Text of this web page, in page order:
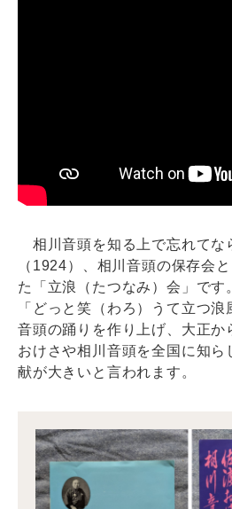
相川音頭を知る上で忘れてな
（1924）、相川音頭の保存会
た「立浪（たつなみ）会」です
「どっと笑（わろ）うて立つ浪
音頭の踊りを作り上げ、大正か
おけさや相川音頭を全国に知ら
献が大きいと言われます。